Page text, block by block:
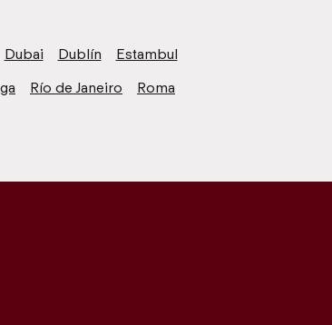
Dubai Dublín
Estambul
Río de Janeiro
Roma